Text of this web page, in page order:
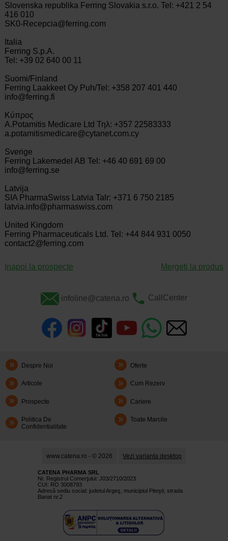
Slovenska republika Ferring Slovakia s.r.o. Tel: +421 2 54
416 010
SK0-Recepcia@ferring.com
Italia
Ferring S.p.A.
Tel: +39 02 640 00 11
Suomi/Finland
Ferring Laakkeet Oy Puh/Tel: +358 207 401 440
info@ferring.fi
Κύπρος
A.Potamitis Medicare Ltd Τηλ: +357 22583333
a.potamitismedicare@cytanet.com.cy
Sverige
Ferring Lakemedel AB Tel: +46 40 691 69 00
info@ferring.se
Latvija
SIA PharmaSwiss Latvia Talr: +371 6 750 2185
latvia.info@pharmaswiss.com
United Kingdom
Ferring Pharmaceuticals Ltd. Tel: +44 844 931 0050
contact2@ferring.com
Inapoi la prospecte Mergeti la produs
infoline@catena.ro CallCenter
Despre Noi Oferte
Articole Cum Rezerv
Prospecte Cariere
Politica De
Confidentialitate
Toate Marcile
www.catena.ro - © 2026 Vezi varianta desktop
CATENA PHARMA SRL
Nr. Registrul Comerţului: J03/2710/2023
CUI: RO 3008793
Adresă sediu social: judetul Argeş, municipiul Piteşti, strada
Banat nr.2